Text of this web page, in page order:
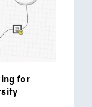
for